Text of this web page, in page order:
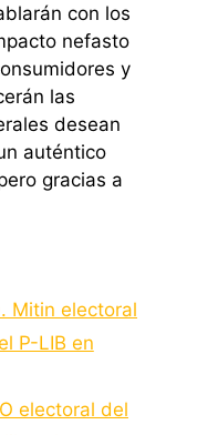
con los
nefasto
y
las
desean
auténtico
gracias a
Mitin electoral
P-LIB en
electoral del